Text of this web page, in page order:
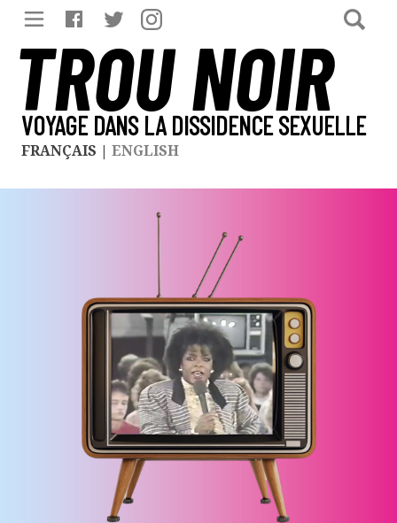
TROU NOIR
VOYAGE DANS LA DISSIDENCE SEXUELLE
FRANÇAIS | ENGLISH